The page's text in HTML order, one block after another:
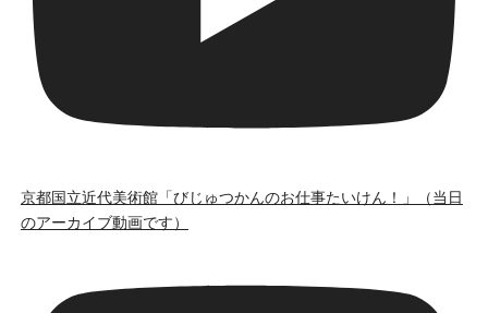
京都国立近代美術館「びじゅつかんのお仕事たいけん！」（当日
のアーカイブ動画です）